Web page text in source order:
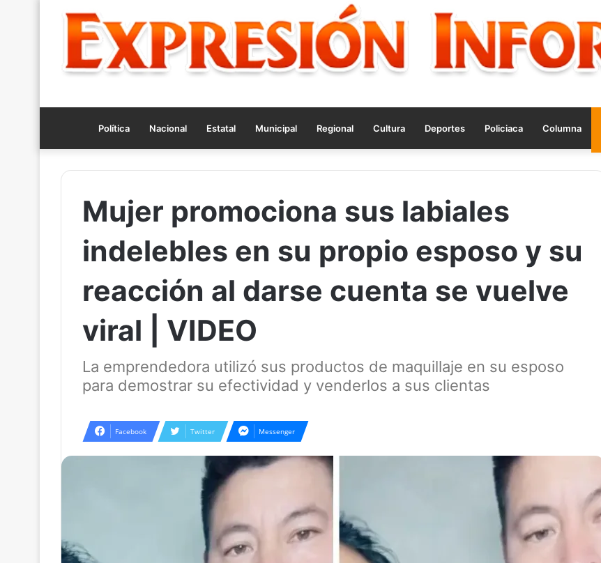
Política Nacional Estatal Municipal Regional Cultura Deportes Policiaca Columna
Mujer promociona sus labiales
indelebles en su propio esposo y su
reacción al darse cuenta se vuelve
viral | VIDEO
La emprendedora utilizó sus productos de maquillaje en su esposo
para demostrar su efectividad y venderlos a sus clientas
Facebook Twitter Messenger